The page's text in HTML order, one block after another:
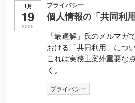
1月
19
2005
プライバシー
個人情報の「共同利用
「最適解」氏のメルマガ
おける「共同利用」につ
これは実務上案外重要な
く。
プライバシー